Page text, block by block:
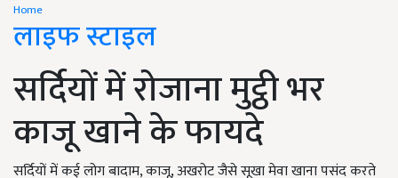
Home
लाइफ स्टाइल
सर्दियों में रोजाना मुट्ठी भर
काजू खाने के फायदे
सर्दियों में कई लोग बादाम, काजू, अखरोट जैसे सूखा मेवा खाना पसंद करते